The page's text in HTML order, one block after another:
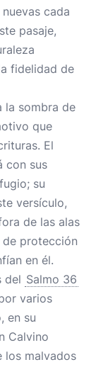
cada
pasaje,
fidelidad de
la sombra de
que
El
con sus
su
versículo,
de las alas
protección
en él.
del Salmo 36
varios
en su
Calvino
los malvados